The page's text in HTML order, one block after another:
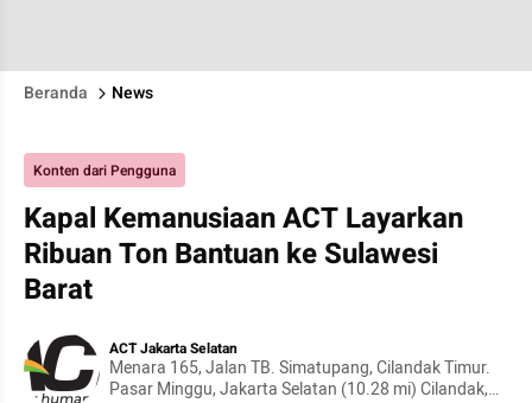
Beranda News
Konten dari Pengguna
Kapal Kemanusiaan ACT Layarkan
Ribuan Ton Bantuan ke Sulawesi
Barat
ACT Jakarta Selatan
Menara 165, Jalan TB. Simatupang, Cilandak Timur.
Pasar Minggu, Jakarta Selatan (10.28 mi) Cilandak,